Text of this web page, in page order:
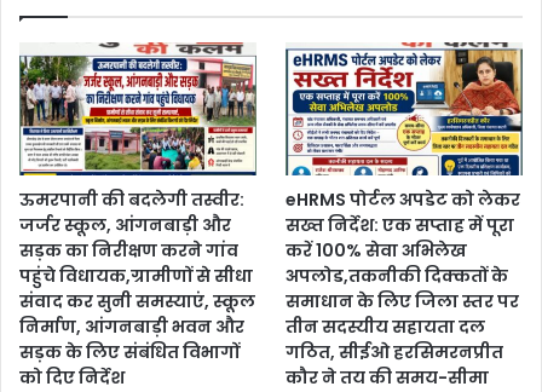
ऊमरपानी की बदलेगी तस्वीर:
जर्जर स्कूल, आंगनबाड़ी और
सड़क का निरीक्षण करने गांव
पहुंचे विधायक,ग्रामीणों से सीधा
संवाद कर सुनी समस्याएं, स्कूल
निर्माण, आंगनबाड़ी भवन और
सड़क के लिए संबंधित विभागों
को दिए निर्देश
eHRMS पोर्टल अपडेट को लेकर
सख्त निर्देश: एक सप्ताह में पूरा
करें 100% सेवा अभिलेख
अपलोड,तकनीकी दिक्कतों के
समाधान के लिए जिला स्तर पर
तीन सदस्यीय सहायता दल
गठित, सीईओ हरसिमरनप्रीत
कौर ने तय की समय-सीमा